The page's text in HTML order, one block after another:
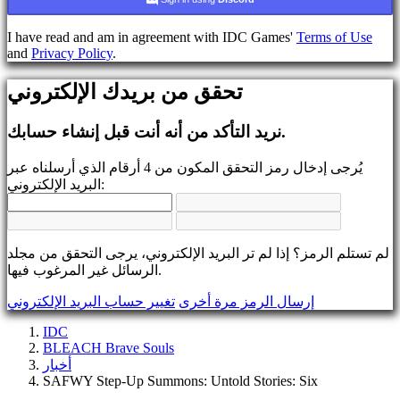
الدخول
نسيت
رقمك
السري؟
تغيير
AR
BS
CS
EL
EN
FI
FR
I have read and am in agreement with IDC Games' Terms of Use
and Privacy Policy.
تحقق من بريدك الإلكتروني
نريد التأكد من أنه أنت قبل إنشاء حسابك.
يُرجى إدخال رمز التحقق المكون من 4 أرقام الذي أرسلناه عبر
البريد الإلكتروني:
لم تستلم الرمز؟ إذا لم تر البريد الإلكتروني، يرجى التحقق من مجلد
الرسائل غير المرغوب فيها.
إرسال الرمز مرة أخرى تغيير حساب البريد الإلكتروني
IDC
BLEACH Brave Souls
أخبار
SAFWY Step-Up Summons: Untold Stories: Six